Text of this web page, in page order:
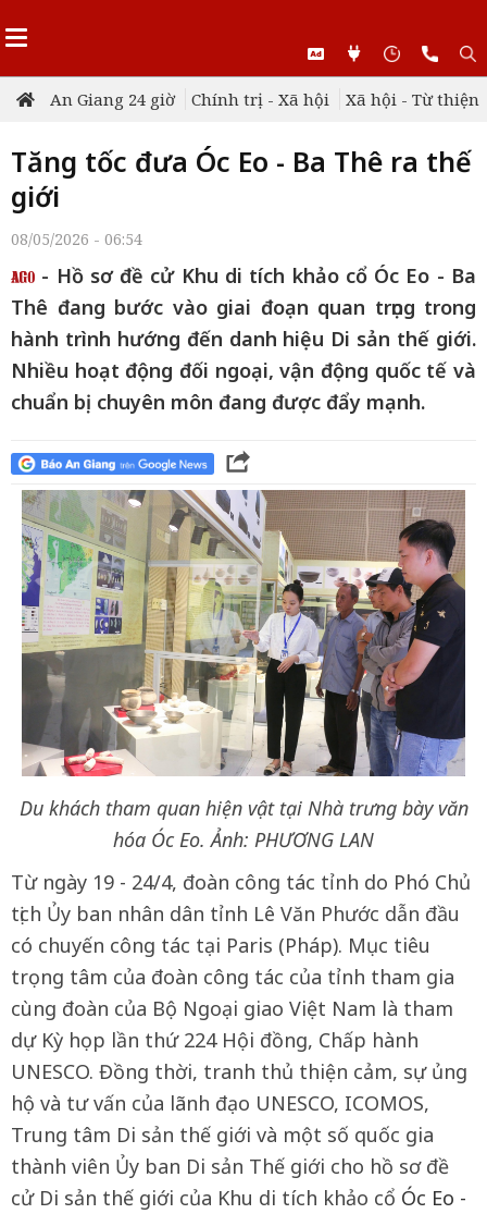
An Giang 24 giờ Chính trị - Xã hội Xã hội - Từ thiện
Tăng tốc đưa Óc Eo - Ba Thê ra thế
giới
08/05/2026 - 06:54
- Hồ sơ đề cử Khu di tích khảo cổ Óc Eo - Ba
Thê đang bước vào giai đoạn quan trọng trong
hành trình hướng đến danh hiệu Di sản thế giới.
Nhiều hoạt động đối ngoại, vận động quốc tế và
chuẩn bị chuyên môn đang được đẩy mạnh.
Du khách tham quan hiện vật tại Nhà trưng bày văn
hóa Óc Eo. Ảnh: PHƯƠNG LAN
Từ ngày 19 - 24/4, đoàn công tác tỉnh do Phó Chủ
tịch Ủy ban nhân dân tỉnh Lê Văn Phước dẫn đầu
có chuyến công tác tại Paris (Pháp). Mục tiêu
trọng tâm của đoàn công tác của tỉnh tham gia
cùng đoàn của Bộ Ngoại giao Việt Nam là tham
dự Kỳ họp lần thứ 224 Hội đồng, Chấp hành
UNESCO. Đồng thời, tranh thủ thiện cảm, sự ủng
hộ và tư vấn của lãnh đạo UNESCO, ICOMOS,
Trung tâm Di sản thế giới và một số quốc gia
thành viên Ủy ban Di sản Thế giới cho hồ sơ đề
cử Di sản thế giới của Khu di tích khảo cổ Óc Eo -